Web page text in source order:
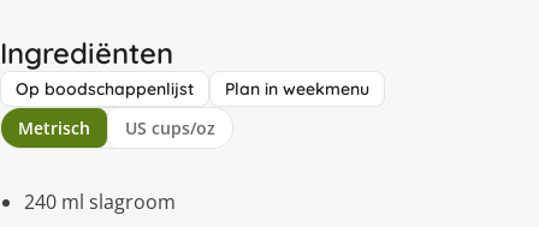
Ingrediënten
Op boodschappenlijst Plan in weekmenu
Metrisch US cups/oz
240 ml slagroom